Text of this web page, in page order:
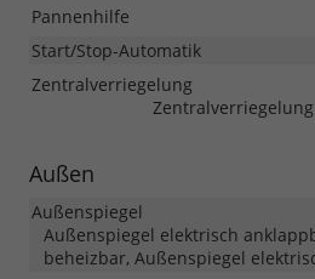
Pannenhilfe
Start/Stop-Automatik
Zentralverriegelung
Außen
Außenspiegel
Außenspiegel elektrisch
beheizbar, Außenspiegel